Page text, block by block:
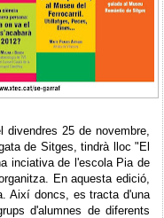
25 de novembre,
de Sitges, tindrà lloc "El
inciativa de l'escola Pia de
En aquesta edició,
Així doncs, es tracta d'una
d'alumnes de diferents